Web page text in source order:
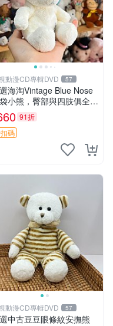
動漫CD專輯DVD 57
海淘Vintage Blue Nose
小熊，臀部與四肢俱全，
高11公分，附原盒與吊牌
。藍鼻子小熊，值得擁有
憶熊
91折
碼
動漫CD專輯DVD 57
中古豆豆眼條紋安撫熊